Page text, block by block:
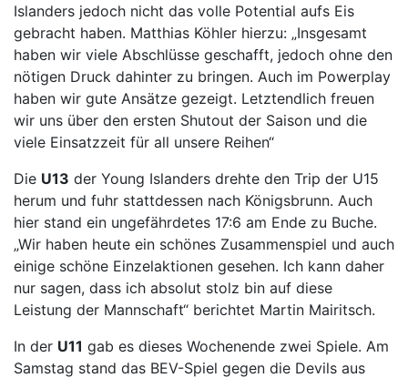
Islanders jedoch nicht das volle Potential aufs Eis
gebracht haben. Matthias Köhler hierzu: „Insgesamt
haben wir viele Abschlüsse geschafft, jedoch ohne den
nötigen Druck dahinter zu bringen. Auch im Powerplay
haben wir gute Ansätze gezeigt. Letztendlich freuen
wir uns über den ersten Shutout der Saison und die
viele Einsatzzeit für all unsere Reihen“
Die U13 der Young Islanders drehte den Trip der U15
herum und fuhr stattdessen nach Königsbrunn. Auch
hier stand ein ungefährdetes 17:6 am Ende zu Buche.
„Wir haben heute ein schönes Zusammenspiel und auch
einige schöne Einzelaktionen gesehen. Ich kann daher
nur sagen, dass ich absolut stolz bin auf diese
Leistung der Mannschaft“ berichtet Martin Mairitsch.
In der U11 gab es dieses Wochenende zwei Spiele. Am
Samstag stand das BEV-Spiel gegen die Devils aus